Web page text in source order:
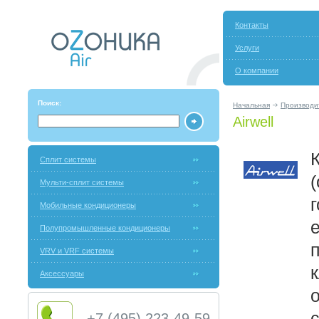
Контакты
Услуги
О компании
Поиск: Начальная
Airwell
Сплит системы
Мульти-сплит системы
Мобильные кондиционеры
Полупромышленные кондиционеры
VRV и VRF системы
Аксессуары